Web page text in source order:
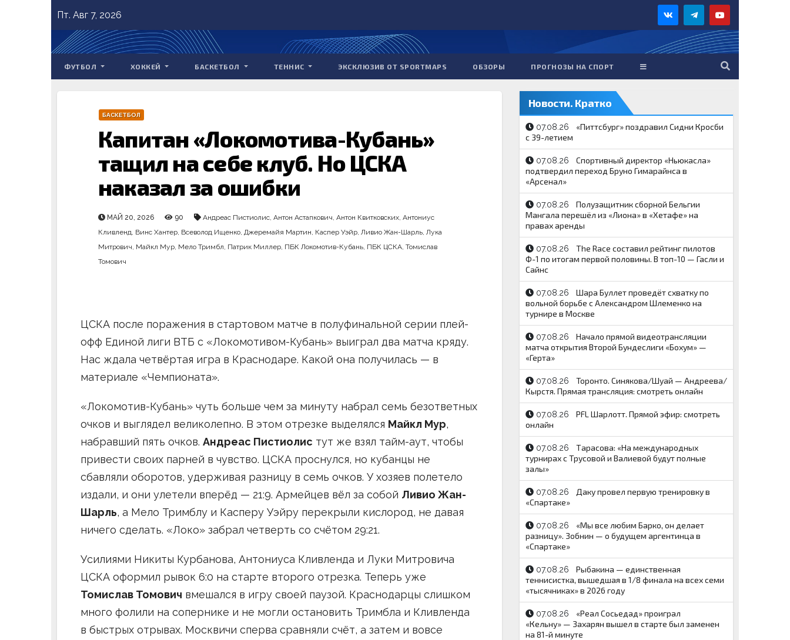
to
content
Пт. Авг 7, 2026
ФУТБОЛ ХОККЕЙ БАСКЕТБОЛ ТЕННИС ЭКСКЛЮЗИВ ОТ SPORTMAPS ОБЗОРЫ ПРОГНОЗЫ НА СПОРТ
БАСКЕТБОЛ
Капитан «Локомотива-Кубань»
тащил на себе клуб. Но ЦСКА
наказал за ошибки
МАЙ 20, 2026 90 Андреас Пистиолис, Антон Астапкович, Антон Квитковских, Антониус
Кливленд, Винс Хантер, Всеволод Ищенко, Джеремайя Мартин, Каспер Уэйр, Ливио Жан-Шарль, Лука
Митрович, Майкл Мур, Мело Тримбл, Патрик Миллер, ПБК Локомотив-Кубань, ПБК ЦСКА, Томислав
Томович
ЦСКА после поражения в стартовом матче в полуфинальной серии плей-
офф Единой лиги ВТБ с «Локомотивом-Кубань» выиграл два матча кряду.
Нас ждала четвёртая игра в Краснодаре. Какой она получилась — в
материале «Чемпионата».
«Локомотив-Кубань» чуть больше чем за минуту набрал семь безответных
очков и выглядел великолепно. В этом отрезке выделялся Майкл Мур,
набравший пять очков. Андреас Пистиолис тут же взял тайм-аут, чтобы
привести своих парней в чувство. ЦСКА проснулся, но кубанцы не
сбавляли оборотов, удерживая разницу в семь очков. У хозяев полетело
издали, и они улетели вперёд — 21:9. Армейцев вёл за собой Ливио Жан-
Шарль, а Мело Тримблу и Касперу Уэйру перекрыли кислород, не давая
ничего сделать. «Локо» забрал четверть со счётом 29:21.
Усилиями Никиты Курбанова, Антониуса Кливленда и Луки Митровича
ЦСКА оформил рывок 6:0 на старте второго отрезка. Теперь уже
Томислав Томович вмешался в игру своей паузой. Краснодарцы слишком
много фолили на сопернике и не могли остановить Тримбла и Кливленда
в быстрых отрывах. Москвичи сперва сравняли счёт, а затем и вовсе
Новости. Кратко
07.08.26
«Питтсбург» поздравил Сидни Кросби
с 39-летием
07.08.26
Спортивный директор «Ньюкасла»
подтвердил переход Бруно Гимарайнса в
«Арсенал»
07.08.26
Полузащитник сборной Бельгии
Мангала перешёл из «Лиона» в «Хетафе» на
правах аренды
07.08.26
The Race составил рейтинг пилотов
Ф-1 по итогам первой половины. В топ-10 — Гасли и
Сайнс
07.08.26
Шара Буллет проведёт схватку по
вольной борьбе с Александром Шлеменко на
турнире в Москве
07.08.26
Начало прямой видеотрансляции
матча открытия Второй Бундеслиги «Бохум» —
«Герта»
07.08.26
Торонто. Синякова/Шуай — Андреева/
Кырстя. Прямая трансляция: смотреть онлайн
07.08.26
PFL Шарлотт. Прямой эфир: смотреть
онлайн
07.08.26
Тарасова: «На международных
турнирах с Трусовой и Валиевой будут полные
залы»
07.08.26
Даку провел первую тренировку в
«Спартаке»
07.08.26
«Мы все любим Барко, он делает
разницу». Зобнин — о будущем аргентинца в
«Спартаке»
07.08.26
Рыбакина — единственная
теннисистка, вышедшая в 1/8 финала на всех семи
«тысячниках» в 2026 году
07.08.26
«Реал Сосьедад» проиграл
«Кельну» — Захарян вышел в старте был заменен
на 81-й минуте